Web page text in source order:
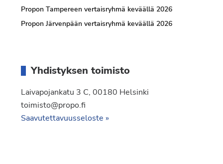
Propon Tampereen vertaisryhmä keväällä 2026
Propon Järvenpään vertaisryhmä keväällä 2026
Yhdistyksen toimisto
Laivapojankatu 3 C, 00180 Helsinki
toimisto@propo.fi
Saavutettavuusseloste »